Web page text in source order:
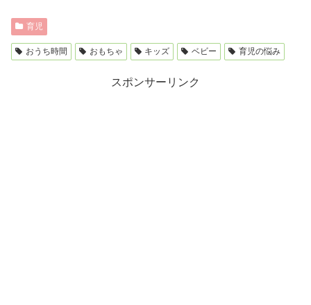
育児
おうち時間 おもちゃ キッズ ベビー 育児の悩み
スポンサーリンク